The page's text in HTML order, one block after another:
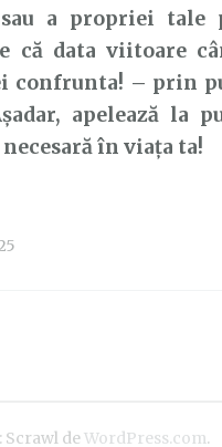
a propriei tale
că data viitoare
confrunta! – prin
apelează la
în viața ta!
Scrawl deWordPress.com.